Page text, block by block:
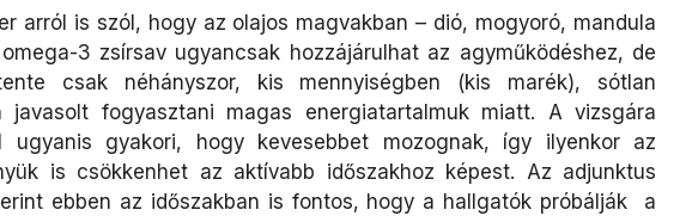
arról is szól, hogy az olajos magvakban – dió, mogyoró, mandula
3 zsírsav ugyancsak hozzájárulhat az agyműködéshez, de
csak néhányszor, kis mennyiségben (kis marék), sótlan
javasolt fogyasztani magas energiatartalmuk miatt. A vizsgára
ugyanis gyakori, hogy kevesebbet mozognak, így ilyenkor az
is csökkenhet az aktívabb időszakhoz képest. Az adjunktus
ebben az időszakban is fontos, hogy a hallgatók próbálják a